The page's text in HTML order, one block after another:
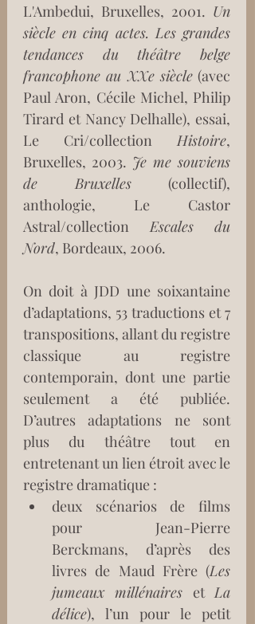
L'Ambedui, Bruxelles, 2001. Un
siècle en cinq actes. Les grandes
tendances du théâtre belge
francophone au XXe siècle (avec
Paul Aron, Cécile Michel, Philip
Tirard et Nancy Delhalle), essai,
Le Cri/collection Histoire,
Bruxelles, 2003. Je me souviens
de Bruxelles (collectif),
anthologie, Le Castor
Astral/collection Escales du
Nord, Bordeaux, 2006.
On doit à JDD une soixantaine
d’adaptations, 53 traductions et 7
transpositions, allant du registre
classique au registre
contemporain, dont une partie
seulement a été publiée.
D’autres adaptations ne sont
plus du théâtre tout en
entretenant un lien étroit avec le
registre dramatique :
deux scénarios de films
pour Jean-Pierre
Berckmans, d’après des
livres de Maud Frère (Les
jumeaux millénaires et La
délice), l’un pour le petit